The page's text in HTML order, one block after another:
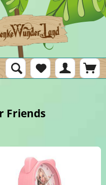
Friends